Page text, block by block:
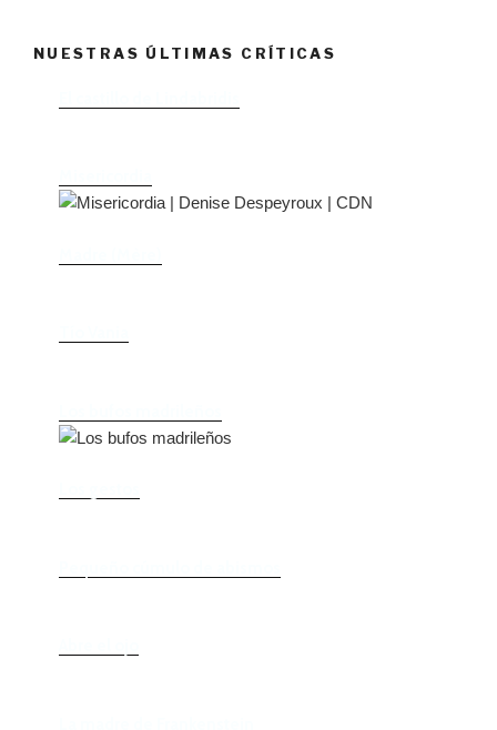
NUESTRAS ÚLTIMAS CRÍTICAS